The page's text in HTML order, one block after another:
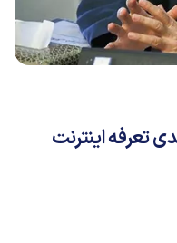
از کاهش 50 درصدی تعرفه اینترنت